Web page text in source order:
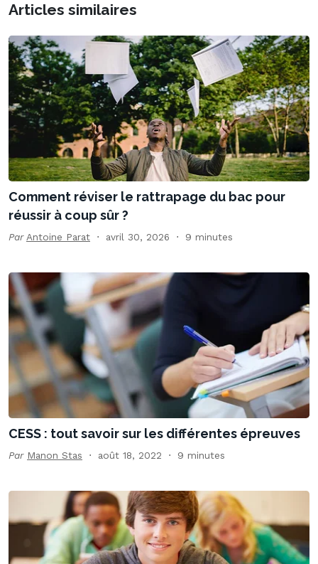
Articles similaires
Comment réviser le rattrapage du bac pour
réussir à coup sûr ?
Par Antoine Parat avril 30, 2026 9 minutes
CESS : tout savoir sur les différentes épreuves
Par Manon Stas août 18, 2022 9 minutes